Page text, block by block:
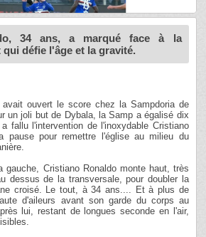
34 ans, a marqué face à la
défie l'âge et la gravité.
ouvert le score chez la Sampdoria de
un joli but de Dybala, la Samp a égalisé dix
fallu l'intervention de l'inoxydable Cristiano
pause pour remettre l'église au milieu du
gauche, Cristiano Ronaldo monte haut, très
dessus de la transversale, pour doubler la
croisé. Le tout, à 34 ans.... Et à plus de
d'aileurs avant son garde du corps au
lui, restant de longues seconde en l'air,